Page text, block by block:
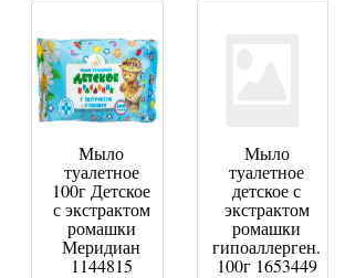
Мыло
туалетное
100г Детское
с экстрактом
ромашки
Меридиан
1144815
Мыло
туалетное
детское с
экстрактом
ромашки
гипоаллерген.
100г 1653449